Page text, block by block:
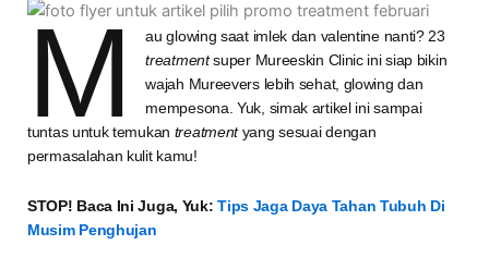
M
au glowing saat imlek dan valentine nanti? 23
treatmentsuper Mureeskin Clinic ini siap bikin
wajah Mureevers lebih sehat, glowing dan
mempesona. Yuk, simak artikel ini sampai
tuntas untuk temukan treatmentyang sesuai dengan
permasalahan kulit kamu!
STOP! Baca Ini Juga, Yuk:Tips Jaga Daya Tahan Tubuh Di
Musim Penghujan